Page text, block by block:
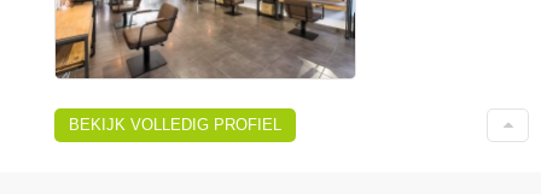
BEKIJK VOLLEDIG PROFIEL